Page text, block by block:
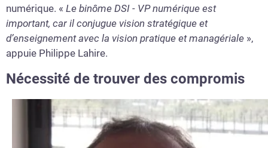
numérique. « Le binôme DSI - VP numérique est
important, car il conjugue vision stratégique et
d’enseignement avec la vision pratique et managériale »,
appuie Philippe Lahire.
Nécessité de trouver des compromis